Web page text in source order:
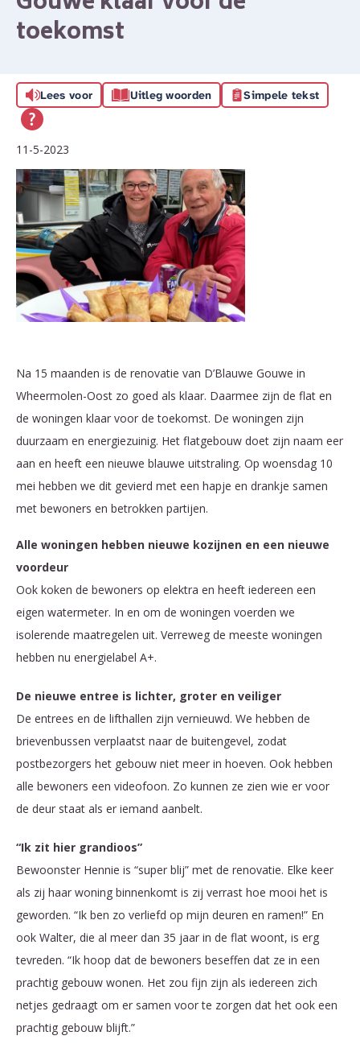
toekomst
Lees voor Uitleg woorden Simpele tekst
11-5-2023
Na 15 maanden is de renovatie van D’Blauwe Gouwe in
Wheermolen-Oost zo goed als klaar. Daarmee zijn de flat en
de woningen klaar voor de toekomst. De woningen zijn
duurzaam en energiezuinig. Het flatgebouw doet zijn naam eer
aan en heeft een nieuwe blauwe uitstraling. Op woensdag 10
mei hebben we dit gevierd met een hapje en drankje samen
met bewoners en betrokken partijen.
Alle woningen hebben nieuwe kozijnen en een nieuwe
voordeur
Ook koken de bewoners op elektra en heeft iedereen een
eigen watermeter. In en om de woningen voerden we
isolerende maatregelen uit. Verreweg de meeste woningen
hebben nu energielabel A+.
De nieuwe entree is lichter, groter en veiliger
De entrees en de lifthallen zijn vernieuwd. We hebben de
brievenbussen verplaatst naar de buitengevel, zodat
postbezorgers het gebouw niet meer in hoeven. Ook hebben
alle bewoners een videofoon. Zo kunnen ze zien wie er voor
de deur staat als er iemand aanbelt.
“Ik zit hier grandioos”
Bewoonster Hennie is “super blij” met de renovatie. Elke keer
als zij haar woning binnenkomt is zij verrast hoe mooi het is
geworden. “Ik ben zo verliefd op mijn deuren en ramen!” En
ook Walter, die al meer dan 35 jaar in de flat woont, is erg
tevreden. “Ik hoop dat de bewoners beseffen dat ze in een
prachtig gebouw wonen. Het zou fijn zijn als iedereen zich
netjes gedraagt om er samen voor te zorgen dat het ook een
prachtig gebouw blijft.”